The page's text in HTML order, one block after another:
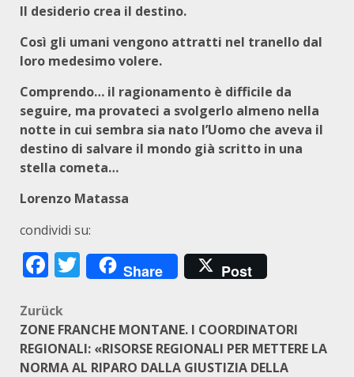
Il desiderio crea il destino.
Così gli umani vengono attratti nel tranello dal
loro medesimo volere.
Comprendo… il ragionamento è difficile da
seguire, ma provateci a svolgerlo almeno nella
notte in cui sembra sia nato l’Uomo che aveva il
destino di salvare il mondo già scritto in una
stella cometa…
Lorenzo Matassa
condividi su:
Facebook
Twitter
Share Post
Beitragsnavigation
Zurück
ZONE FRANCHE MONTANE. I COORDINATORI
REGIONALI: «RISORSE REGIONALI PER METTERE LA
NORMA AL RIPARO DALLA GIUSTIZIA DELLA